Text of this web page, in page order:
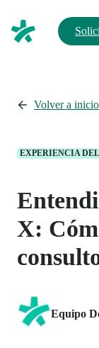
Volver a inicio
EXPERIENCIA
X:
Equipo